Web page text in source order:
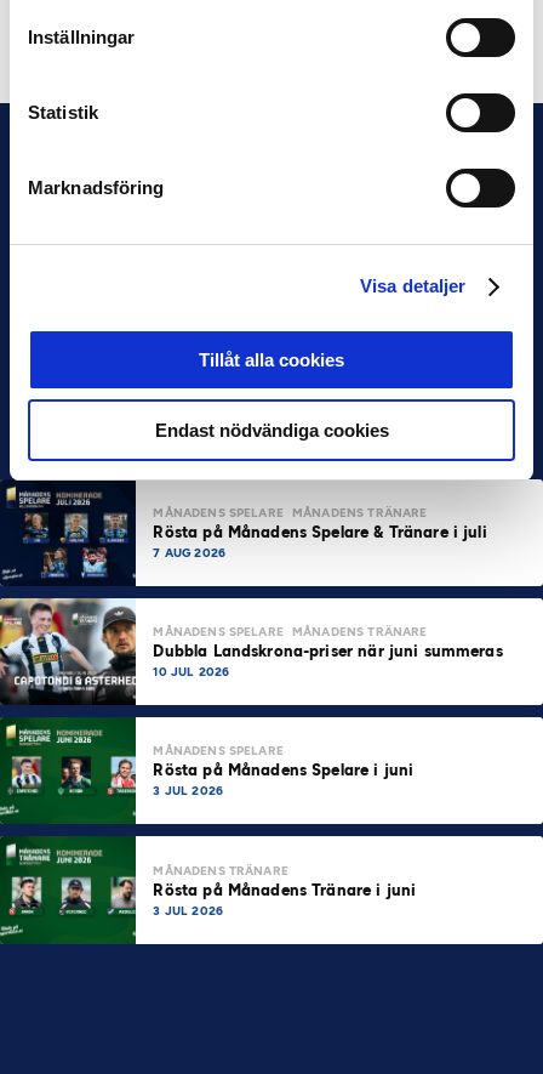
Inställningar
Statistik
Marknadsföring
Visa detaljer
Tillåt alla cookies
Endast nödvändiga cookies
Dela på Facebook Dela på Twitter
MÅNADENS SPELARE MÅNADENS TRÄNARE
Rösta på Månadens Spelare & Tränare i juli
7 AUG 2026
MÅNADENS SPELARE MÅNADENS TRÄNARE
Dubbla Landskrona-priser när juni summeras
10 JUL 2026
MÅNADENS SPELARE
Rösta på Månadens Spelare i juni
3 JUL 2026
MÅNADENS TRÄNARE
Rösta på Månadens Tränare i juni
3 JUL 2026